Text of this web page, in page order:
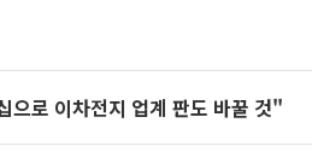
으로 이차전지 업계 판도 바꿀 것"